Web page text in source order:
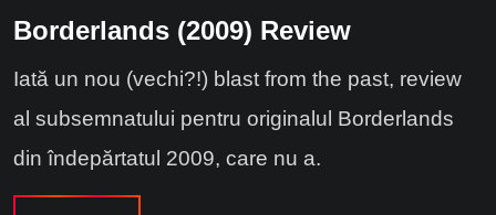
Borderlands (2009) Review
Iată un nou (vechi?!) blast from the past, review
al subsemnatului pentru originalul Borderlands
din îndepărtatul 2009, care nu a.